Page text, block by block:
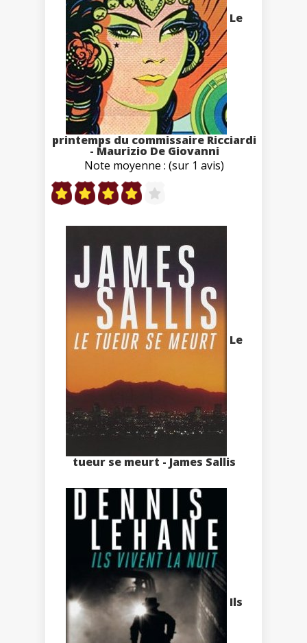
Le
printemps du commissaire Ricciardi
- Maurizio De Giovanni
Note moyenne : (sur 1 avis)
Le
tueur se meurt - James Sallis
Ils